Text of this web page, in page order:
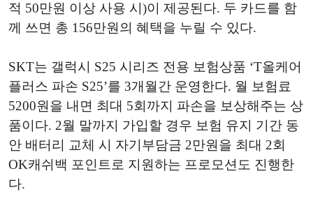
적 50만원 이상 사용 시)이 제공된다. 두 카드를 함
께 쓰면 총 156만원의 혜택을 누릴 수 있다.
SKT는 갤럭시 S25 시리즈 전용 보험상품 ‘T올케어
플러스 파손 S25’를 3개월간 운영한다. 월 보험료
5200원을 내면 최대 5회까지 파손을 보상해주는 상
품이다. 2월 말까지 가입할 경우 보험 유지 기간 동
안 배터리 교체 시 자기부담금 2만원을 최대 2회
OK캐쉬백 포인트로 지원하는 프로모션도 진행한
다.